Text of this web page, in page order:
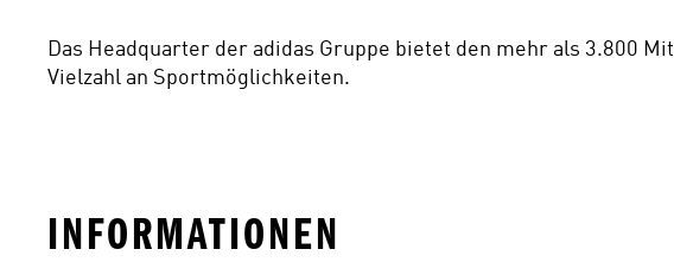
Das Headquarter der adidas Gruppe bietet den mehr als 3.800
Vielzahl an Sportmöglichkeiten.
INFORMATIONEN